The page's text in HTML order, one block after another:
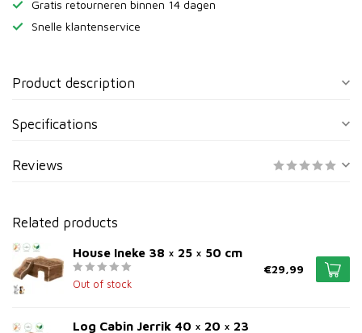
Gratis retourneren binnen 14 dagen
Snelle klantenservice
Product description
Specifications
Reviews
Related products
House Ineke 38 × 25 × 50 cm
Out of stock
€29,99
Log Cabin Jerrik 40 × 20 × 23